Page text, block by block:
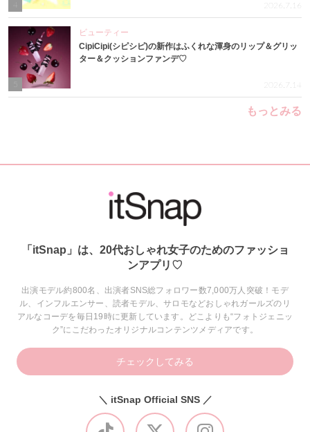
4 2026.7.16
ビューティー
CipiCipi(シピシピ)の新作はふくれな渾身のリップ＆グリッ
ター＆クッションファンデ♡
2026.7.14
もっとみる
「itSnap」は、20代おしゃれ女子のためのファッショ
ンアプリ♡
出演モデル約800名、出演者SNS総フォロワー数7,000万人突破！モデ
ル、インフルエンサー、読者モデル、サロモなどおしゃれガールズのリ
アルなコーデを毎日19時に更新しています。どこよりも“フォトジェニッ
ク”にこだわったオリジナルコンテンツメディアです。
チェックしてみる
＼ itSnap Official SNS ／